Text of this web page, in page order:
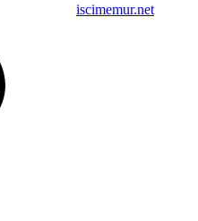
iscimemur.net